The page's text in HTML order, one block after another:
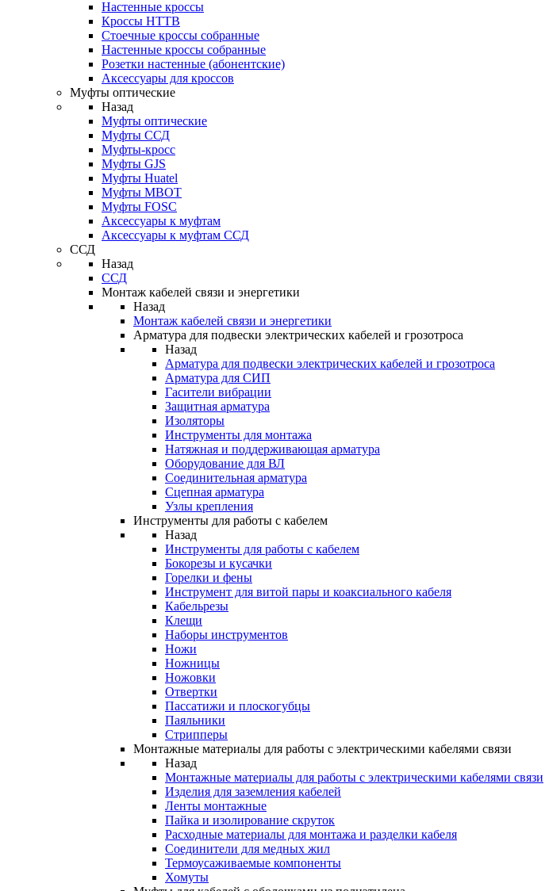
Настенные кроссы
Кроссы HTTB
Стоечные кроссы собранные
Настенные кроссы собранные
Розетки настенные (абонентские)
Аксессуары для кроссов
Муфты оптические
Назад
Муфты оптические
Муфты ССД
Муфты-кросс
Муфты GJS
Муфты Huatel
Муфты МВОТ
Муфты FOSC
Аксессуары к муфтам
Аксессуары к муфтам ССД
ССД
Назад
ССД
Монтаж кабелей связи и энергетики
Назад
Монтаж кабелей связи и энергетики
Арматура для подвески электрических кабелей и грозотроса
Назад
Арматура для подвески электрических кабелей и грозотроса
Арматура для СИП
Гасители вибрации
Защитная арматура
Изоляторы
Инструменты для монтажа
Натяжная и поддерживающая арматура
Оборудование для ВЛ
Соединительная арматура
Сцепная арматура
Узлы крепления
Инструменты для работы с кабелем
Назад
Инструменты для работы с кабелем
Бокорезы и кусачки
Горелки и фены
Инструмент для витой пары и коаксиального кабеля
Кабельрезы
Клещи
Наборы инструментов
Ножи
Ножницы
Ножовки
Отвертки
Пассатижи и плоскогубцы
Паяльники
Стрипперы
Монтажные материалы для работы с электрическими кабелями связи
Назад
Монтажные материалы для работы с электрическими кабелями связи
Изделия для заземления кабелей
Ленты монтажные
Пайка и изолирование скруток
Расходные материалы для монтажа и разделки кабеля
Соединители для медных жил
Термоусаживаемые компоненты
Хомуты